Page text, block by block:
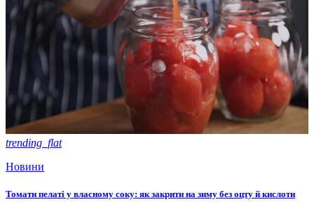
trending_flat
Новини
Томати пелаті у власному соку: як закрити на зиму без оцту й кислоти